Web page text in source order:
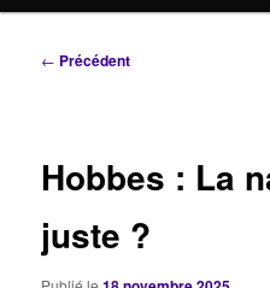
Navigation
← Précédent
Hobbes : La
juste ?